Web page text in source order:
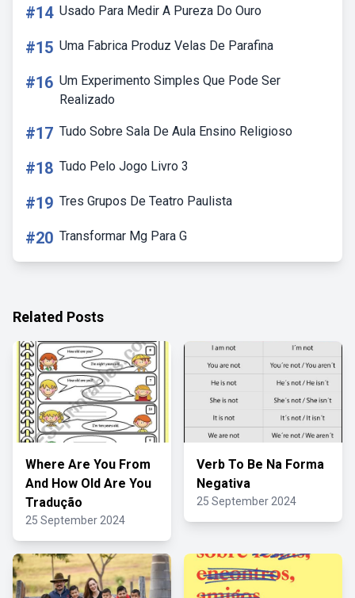
#14 Usado Para Medir A Pureza Do Ouro
#15 Uma Fabrica Produz Velas De Parafina
#16 Um Experimento Simples Que Pode Ser
Realizado
#17 Tudo Sobre Sala De Aula Ensino Religioso
#18 Tudo Pelo Jogo Livro 3
#19 Tres Grupos De Teatro Paulista
#20 Transformar Mg Para G
Related Posts
Where Are You From
And How Old Are You
Tradução
25 September 2024
Verb To Be Na Forma
Negativa
25 September 2024